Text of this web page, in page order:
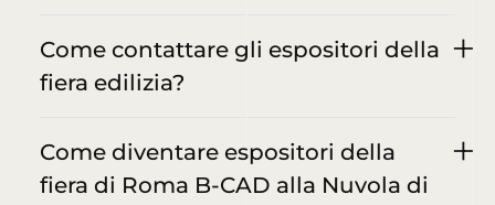
Come contattare gli espositori della
fiera edilizia?
Come diventare espositori della
fiera di Roma B-CAD alla Nuvola di